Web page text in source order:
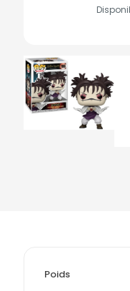
Poids